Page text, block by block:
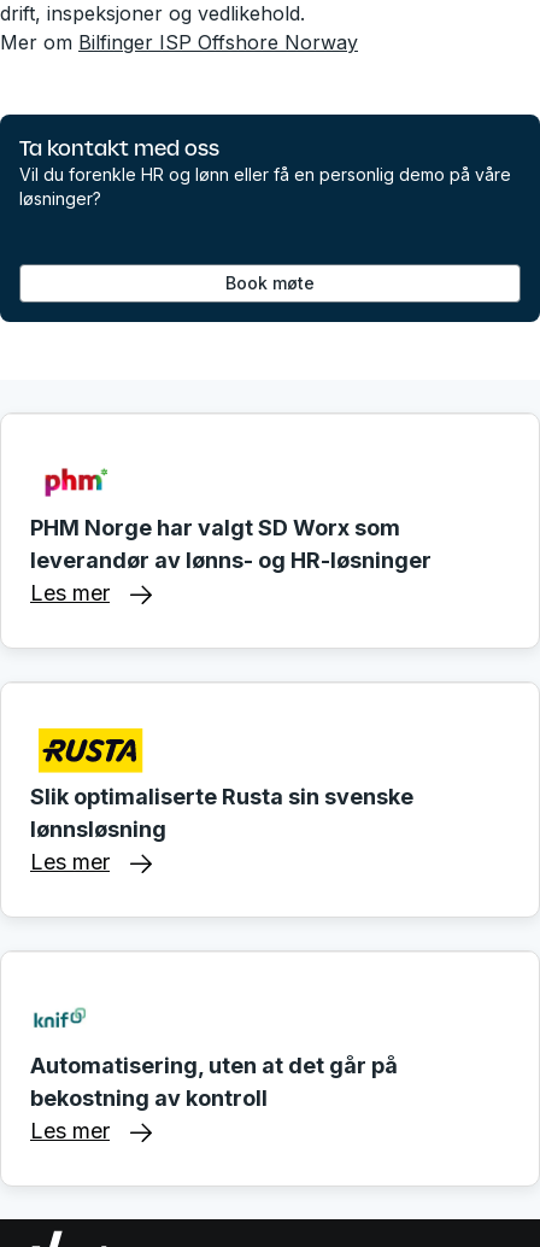
drift, inspeksjoner og vedlikehold.
Mer om Bilfinger ISP Offshore Norway
Ta kontakt med oss
Vil du forenkle HR og lønn eller få en personlig demo på våre
løsninger?
Book møte
PHM Norge har valgt SD Worx som
leverandør av lønns- og HR-løsninger
Les mer
Slik optimaliserte Rusta sin svenske
lønnsløsning
Les mer
Automatisering, uten at det går på
bekostning av kontroll
Les mer